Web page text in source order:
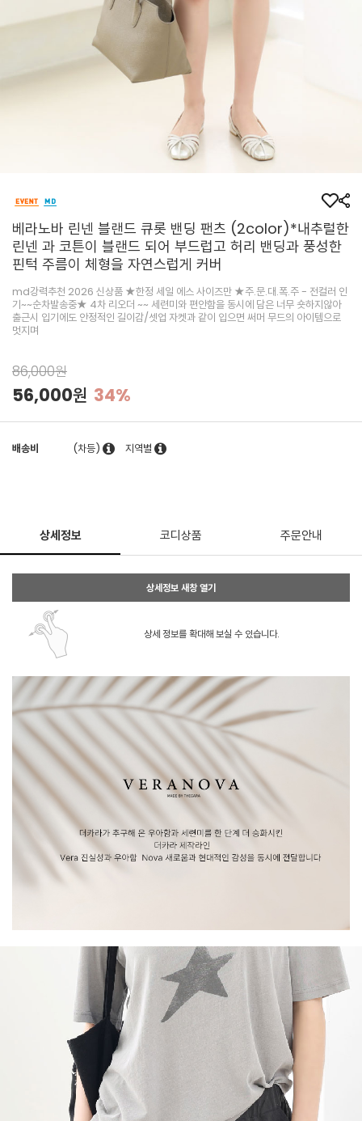
베라노바 린넨 블랜드 큐롯 밴딩 팬츠 (2color)*내추럴한
린넨 과 코튼이 블랜드 되어 부드럽고 허리 밴딩과 풍성한
핀턱 주름이 체형을 자연스럽게 커버
md강력추천 2026 신상품 ★한정 세일 에스 사이즈만 ★주.문.대.폭.주 - 전컬러 인
기~~순차발송중★ 4차 리오더 ~~ 세련미와 편안함을 동시에 담은 너무 숏하지않아
출근시 입기에도 안정적인 길이감/셋업 자켓과 같이 입으면 써머 무드의 아이템으로
멋지며
86,000원
56,000원 34%
배송비 (차등) 지역별
상세정보 코디상품 주문안내
상세정보 새창 열기
상세 정보를 확대해 보실 수 있습니다.